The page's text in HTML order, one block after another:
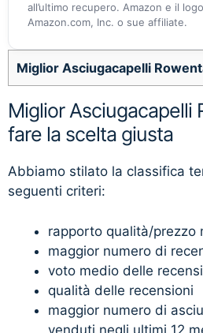
all’ultimo recupero. Amazon e il
Amazon.com, Inc. o sue affiliate.
Miglior Asciugacapelli
Miglior Asciugacapelli
fare la scelta giusta
Abbiamo stilato la classifica
seguenti criteri:
rapporto qualità/prezzo
maggior numero di
voto medio delle
qualità delle recensioni
maggior numero di
venduti negli ultimi 12